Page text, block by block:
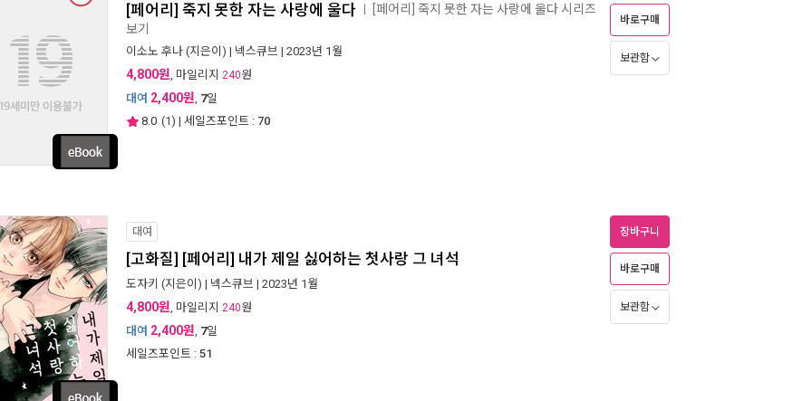
[페어리] 죽지 못한 자는 사랑에 울다 [페어리] 죽지 못한 자는 사랑에 울다 시리즈
보기
이소노 후나 (지은이) | 넥스큐브 | 2023년 1월
4,800원, 마일리지 240원
대여 2,400원, 7일
8.0 (1) | 세일즈포인트 : 70
바로구매
보관함
대여
[고화질] [페어리] 내가 제일 싫어하는 첫사랑 그 녀석
도자키 (지은이) | 넥스큐브 | 2023년 1월
4,800원, 마일리지 240원
대여 2,400원, 7일
세일즈포인트 : 51
장바구니
바로구매
보관함